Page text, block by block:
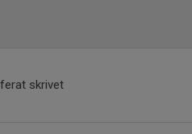
skrivet